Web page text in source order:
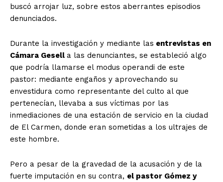
buscó arrojar luz, sobre estos aberrantes episodios
denunciados.
Durante la investigación y mediante las entrevistas en
Cámara Gesell a las denunciantes, se estableció algo
que podría llamarse el modus operandi de este
pastor: mediante engaños y aprovechando su
envestidura como representante del culto al que
pertenecían, llevaba a sus víctimas por las
inmediaciones de una estación de servicio en la ciudad
de El Carmen, donde eran sometidas a los ultrajes de
este hombre.
Pero a pesar de la gravedad de la acusación y de la
fuerte imputación en su contra, el pastor Gómez y